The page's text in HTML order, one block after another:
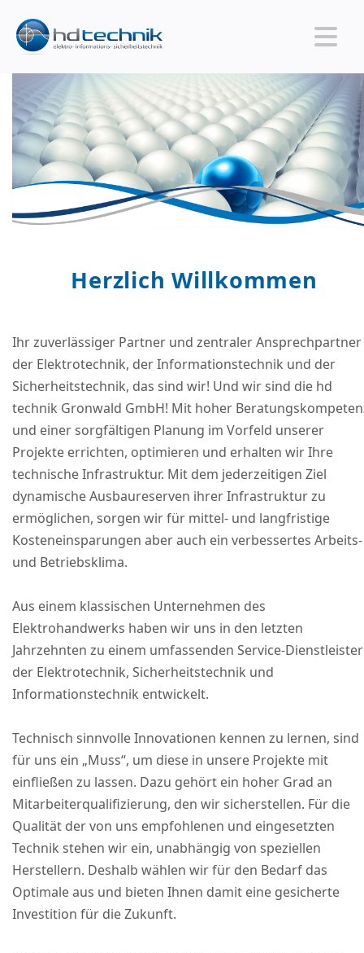
Herzlich Willkommen
Ihr zuverlässiger Partner und zentraler
der Elektrotechnik, der Informationstechnik und der
Sicherheitstechnik, das sind wir! Und wir sind die hd
technik Gronwald GmbH! Mit hoher
und einer sorgfältigen Planung im Vorfeld unserer
Projekte errichten, optimieren und erhalten wir Ihre
technische Infrastruktur. Mit dem jederzeitigen Ziel
dynamische Ausbaureserven ihrer Infrastruktur zu
ermöglichen, sorgen wir für mittel- und langfristige
Kosteneinsparungen aber auch ein verbessertes Arbeits-
und Betriebsklima.
Aus einem klassischen Unternehmen des
Elektrohandwerks haben wir uns in den letzten
Jahrzehnten zu einem umfassenden Service-Dienstleister
der Elektrotechnik, Sicherheitstechnik und
Informationstechnik entwickelt.
Technisch sinnvolle Innovationen kennen zu lernen, sind
für uns ein „Muss“, um diese in unsere Projekte mit
einfließen zu lassen. Dazu gehört ein hoher Grad an
Mitarbeiterqualifizierung, den wir sicherstellen. Für die
Qualität der von uns empfohlenen und eingesetzten
Technik stehen wir ein, unabhängig von speziellen
Herstellern. Deshalb wählen wir für den Bedarf das
Optimale aus und bieten Ihnen damit eine gesicherte
Investition für die Zukunft.